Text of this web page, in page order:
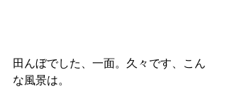
田んぼでした、一面。久々です、こん
な風景は。